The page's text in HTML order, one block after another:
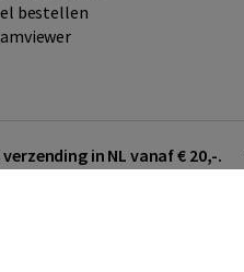
bestellen
in NL vanaf € 20,-.